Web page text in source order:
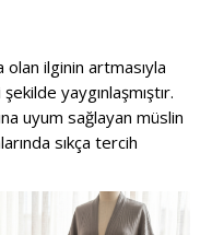
olan ilginin artmasıyla
yaygınlaşmıştır.
uyum sağlayan müslin
sıkça tercih